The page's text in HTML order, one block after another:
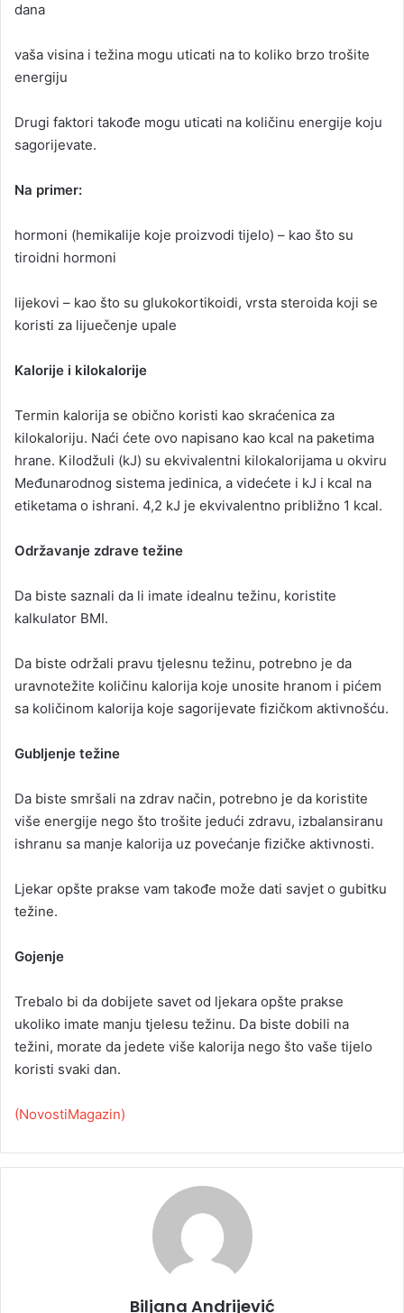
dana
vaša visina i težina mogu uticati na to koliko brzo trošite
energiju
Drugi faktori takođe mogu uticati na količinu energije koju
sagorijevate.
Na primer:
hormoni (hemikalije koje proizvodi tijelo) – kao što su
tiroidni hormoni
lijekovi – kao što su glukokortikoidi, vrsta steroida koji se
koristi za lijuečenje upale
Kalorije i kilokalorije
Termin kalorija se obično koristi kao skraćenica za
kilokaloriju. Naći ćete ovo napisano kao kcal na paketima
hrane. Kilodžuli (kJ) su ekvivalentni kilokalorijama u okviru
Međunarodnog sistema jedinica, a videćete i kJ i kcal na
etiketama o ishrani. 4,2 kJ je ekvivalentno približno 1 kcal.
Održavanje zdrave težine
Da biste saznali da li imate idealnu težinu, koristite
kalkulator BMI.
Da biste održali pravu tjelesnu težinu, potrebno je da
uravnotežite količinu kalorija koje unosite hranom i pićem
sa količinom kalorija koje sagorijevate fizičkom aktivnošću.
Gubljenje težine
Da biste smršali na zdrav način, potrebno je da koristite
više energije nego što trošite jedući zdravu, izbalansiranu
ishranu sa manje kalorija uz povećanje fizičke aktivnosti.
Ljekar opšte prakse vam takođe može dati savjet o gubitku
težine.
Gojenje
Trebalo bi da dobijete savet od ljekara opšte prakse
ukoliko imate manju tjelesu težinu. Da biste dobili na
težini, morate da jedete više kalorija nego što vaše tijelo
koristi svaki dan.
(NovostiMagazin)
Biljana Andrijević